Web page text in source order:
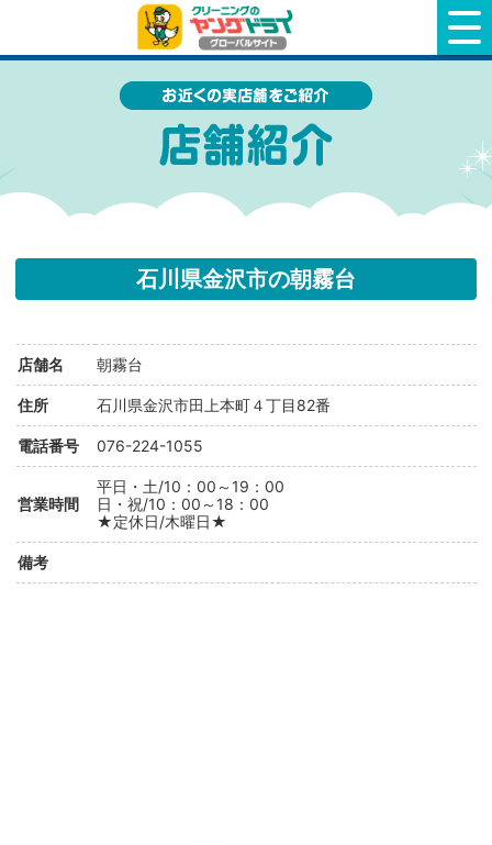
クリーニングのヤングドライ
石川県金沢市の朝霧台
店舗名 朝霧台
住所 石川県金沢市田上本町４丁目82番
電話番号 076-224-1055
営業時間
平日・土/10：00～19：00
日・祝/10：00～18：00
★定休日/木曜日★
備考